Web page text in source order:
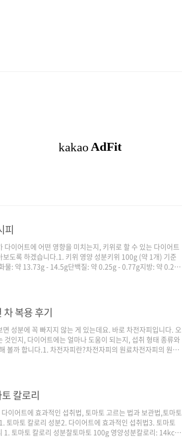
피
다이어트에 어떤 영향을 미치는지, 키위로 할 수 있는 다이어트
보도록 하겠습니다.1. 키위 영양 성분키위 100g (약 1개) 기준
물: 약 13.73g - 14.5g단백질: 약 0.25g - 0.77g지방: 약 0.2g -
이유 낮은 칼로리: 100g당 약 54-61kcal로 과일 중에서도 칼
억제해 인슐린 분비..
복용 후기
성분에 꼭 빠지지 않는 게 있는데요. 바로 차전자피입니다. 오
것인지, 다이어트에는 얼마나 도움이 되는지, 섭취 형태 종류와
볼까 합니다.1. 차전자피란?차전자피의 원료차전자피의 원료
다. 질경이 씨앗은 검은색인데, 그렇다 보니 차전자피도 색깔
특징차전자피에는 수용성 식이섬유가 아주 풍부해요. 그래
무려 40배 ..
칼로리
이어트에 효과적인 섭취법, 토마토 고르는 법과 보관법,토마토
토마토 칼로리 성분2. 다이어트에 효과적인 섭취법3. 토마토
1. 토마토 칼로리 성분찰토마토 100g 영양성분칼로리: 14kcal